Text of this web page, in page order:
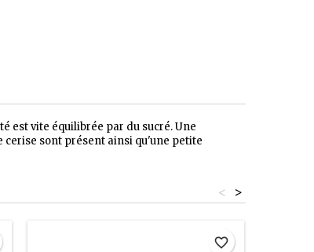
est vite équilibrée par du sucré. Une
sont présent ainsi qu'une petite
>
<
favorite_border